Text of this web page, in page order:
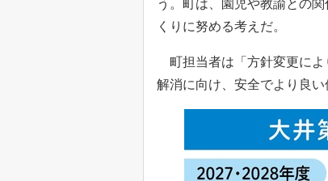
う。町は、園児や教諭との
くりに努める考えだ。
町担当者は「方針変更によ
解消に向け、安全でより良い